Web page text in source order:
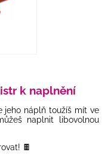
k naplnění
jeho náplň toužíš mít ve
naplnit libovolnou
🍫